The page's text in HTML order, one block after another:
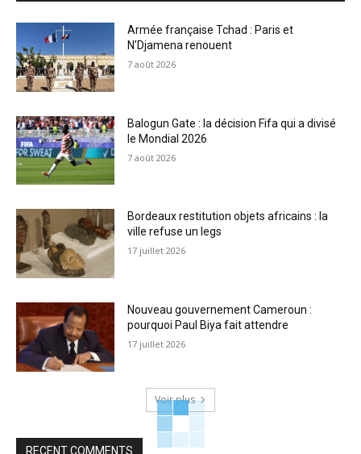
Armée française Tchad : Paris et
N’Djamena renouent
7 août 2026
Balogun Gate : la décision Fifa qui a divisé
le Mondial 2026
7 août 2026
Bordeaux restitution objets africains : la
ville refuse un legs
17 juillet 2026
Nouveau gouvernement Cameroun :
pourquoi Paul Biya fait attendre
17 juillet 2026
Voir plus
RECENT COMMENTS